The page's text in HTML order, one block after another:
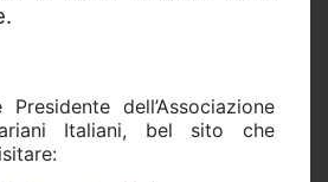
dell’Associazione
Italiani, bel sito che